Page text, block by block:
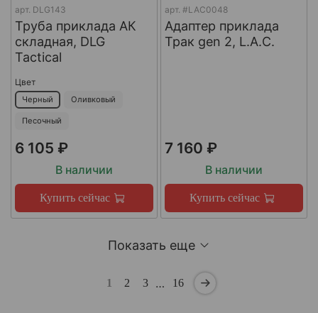
арт. DLG143
Труба приклада АК
складная, DLG
Tactical
Цвет
Черный Оливковый
Песочный
6 105 ₽
В наличии
Купить сейчас
арт. #LAC0048
Адаптер приклада
Трак gen 2, L.A.C.
7 160 ₽
В наличии
Купить сейчас
Показать еще
1 2 3 … 16